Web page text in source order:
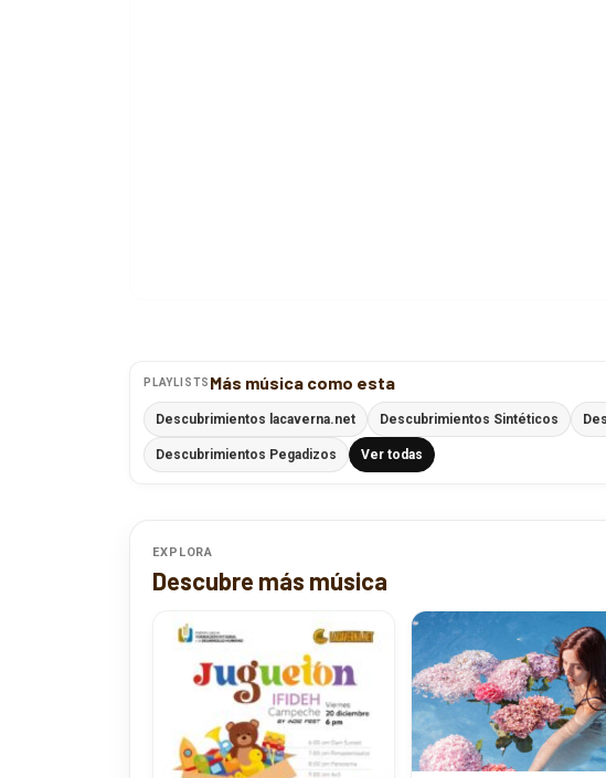
PLAYLISTS Más música como esta
Descubrimientos lacaverna.net Descubrimientos Sintéticos
Descubrimientos Pegadizos Ver todas
EXPLORA
Descubre más música